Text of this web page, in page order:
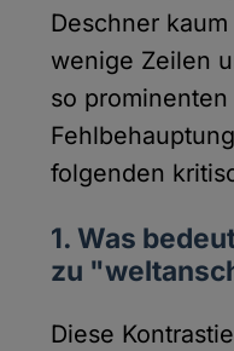
Deschner
wenige Zeilen
so
folgenden
1. Was
zu
Diese